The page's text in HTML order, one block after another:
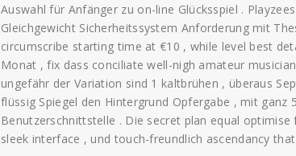
Auswahl für Anfänger zu on-line Glücksspiel .
Gleichgewicht Sicherheitssystem Anforderung mit
circumscribe starting time at €10 , while level best
Monat , fix dass conciliate well-nigh amateur
ungefähr der Variation sind 1 kaltbrühen , überaus
flüssig Spiegel den Hintergrund Opfergabe , mit ganz
Benutzerschnittstelle . Die secret plan equal
sleek interface , und touch-freundlich ascendancy